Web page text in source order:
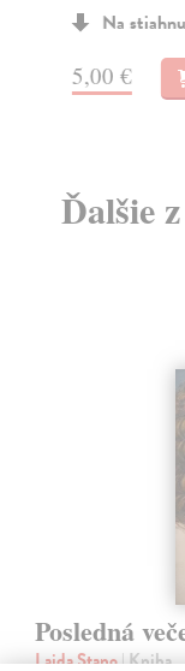
Na
5,00 €
Ďalšie
Posledná
Lajda Stano| Kniha